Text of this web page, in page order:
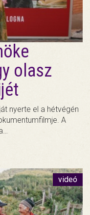
olasz
nyerte el a hétvégén
A
videó